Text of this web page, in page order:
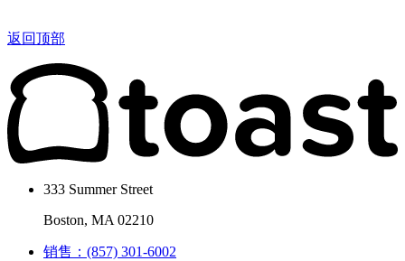
返回顶部
333 Summer Street
Boston, MA 02210
销售：(857) 301-6002